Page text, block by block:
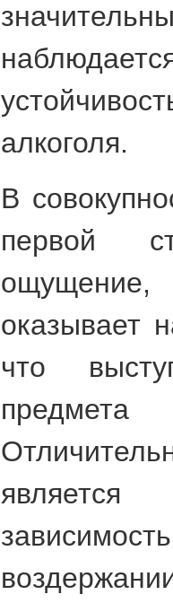
алкоголя.
В
первой
оказывает
что
является